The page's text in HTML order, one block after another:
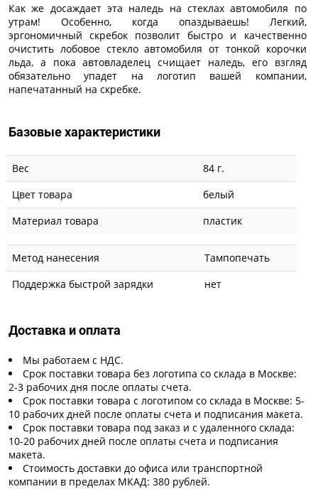
Как же досаждает эта наледь на стеклах автомобиля по
утрам! Особенно, когда опаздываешь! Легкий,
эргономичный скребок позволит быстро и качественно
очистить лобовое стекло автомобиля от тонкой корочки
льда, а пока автовладелец счищает наледь, его взгляд
обязательно упадет на логотип вашей компании,
напечатанный на скребке.
Базовые характеристики
Вес
84 г.
Цвет товара
белый
Материал товара
пластик
Метод нанесения
Тампопечать
Поддержка быстрой зарядки
нет
Доставка и оплата
Мы работаем с НДС.
Срок поставки товара без логотипа со склада в Москве:
2-3 рабочих дня после оплаты счета.
Срок поставки товара с логотипом со склада в Москве: 5-
10 рабочих дней после оплаты счета и подписания макета.
Срок поставки товара под заказ и с удаленного склада:
10-20 рабочих дней после оплаты счета и подписания
макета.
Стоимость доставки до офиса или транспортной
компании в пределах МКАД: 380 рублей.